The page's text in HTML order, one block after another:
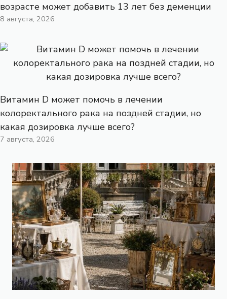
возрасте может добавить 13 лет без деменции
8 августа, 2026
Витамин D может помочь в лечении
колоректального рака на поздней стадии, но
какая дозировка лучше всего?
7 августа, 2026